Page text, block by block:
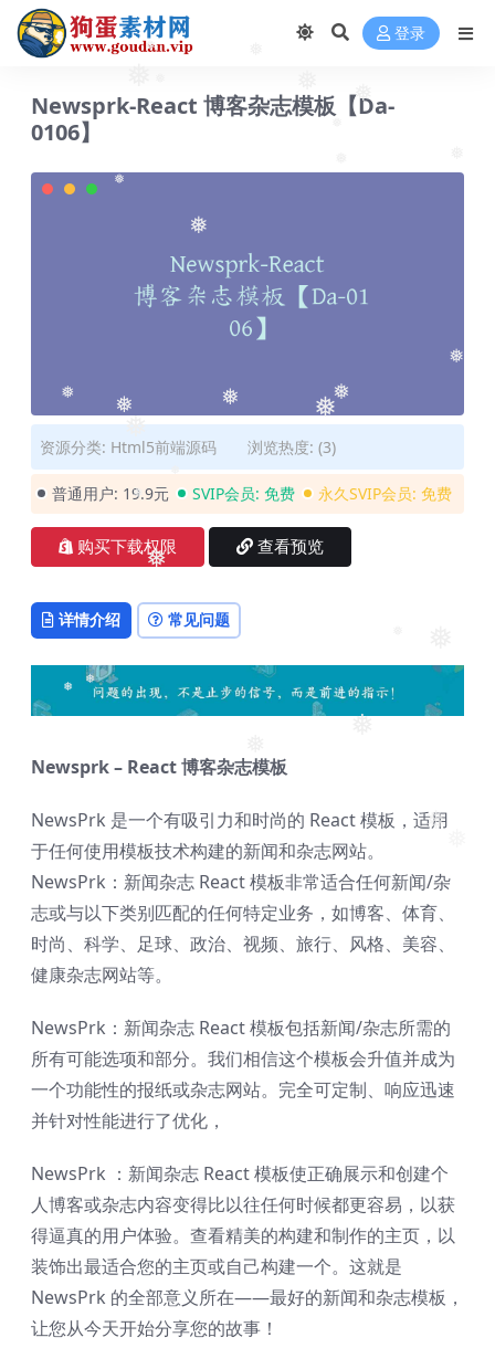
❅
❅
❅
❅
❅
❅
❅ ❅
❅
❅ ❅
❅
❅
❅
❅
登录
Newsprk-React 博客杂志模板【Da-
0106】
资源分类: Html5前端源码 浏览热度: (3)
普通用户: 19.9元 SVIP会员: 免费 永久SVIP会员: 免费
购买下载权限 查看预览
详情介绍 常见问题
Newsprk – React 博客杂志模板
NewsPrk 是一个有吸引力和时尚的 React 模板，适用
于任何使用模板技术构建的新闻和杂志网站。
NewsPrk：新闻杂志 React 模板非常适合任何新闻/杂
志或与以下类别匹配的任何特定业务，如博客、体育、
时尚、科学、足球、政治、视频、旅行、风格、美容、
健康杂志网站等。
NewsPrk：新闻杂志 React 模板包括新闻/杂志所需的
所有可能选项和部分。我们相信这个模板会升值并成为
一个功能性的报纸或杂志网站。完全可定制、响应迅速
并针对性能进行了优化，
NewsPrk ：新闻杂志 React 模板使正确展示和创建个
人博客或杂志内容变得比以往任何时候都更容易，以获
得逼真的用户体验。查看精美的构建和制作的主页，以
装饰出最适合您的主页或自己构建一个。这就是
NewsPrk 的全部意义所在——最好的新闻和杂志模板，
让您从今天开始分享您的故事！